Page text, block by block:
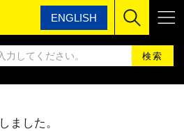
ENGLISH
ました。